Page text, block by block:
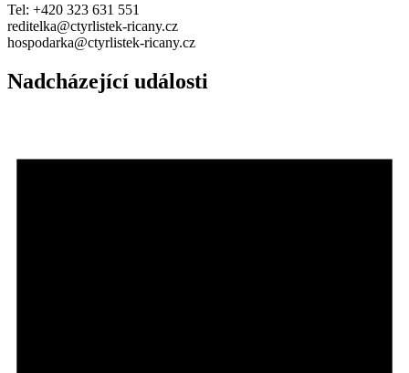
Tel: +420 323 631 551
reditelka@ctyrlistek-ricany.cz
hospodarka@ctyrlistek-ricany.cz
Nadcházející události